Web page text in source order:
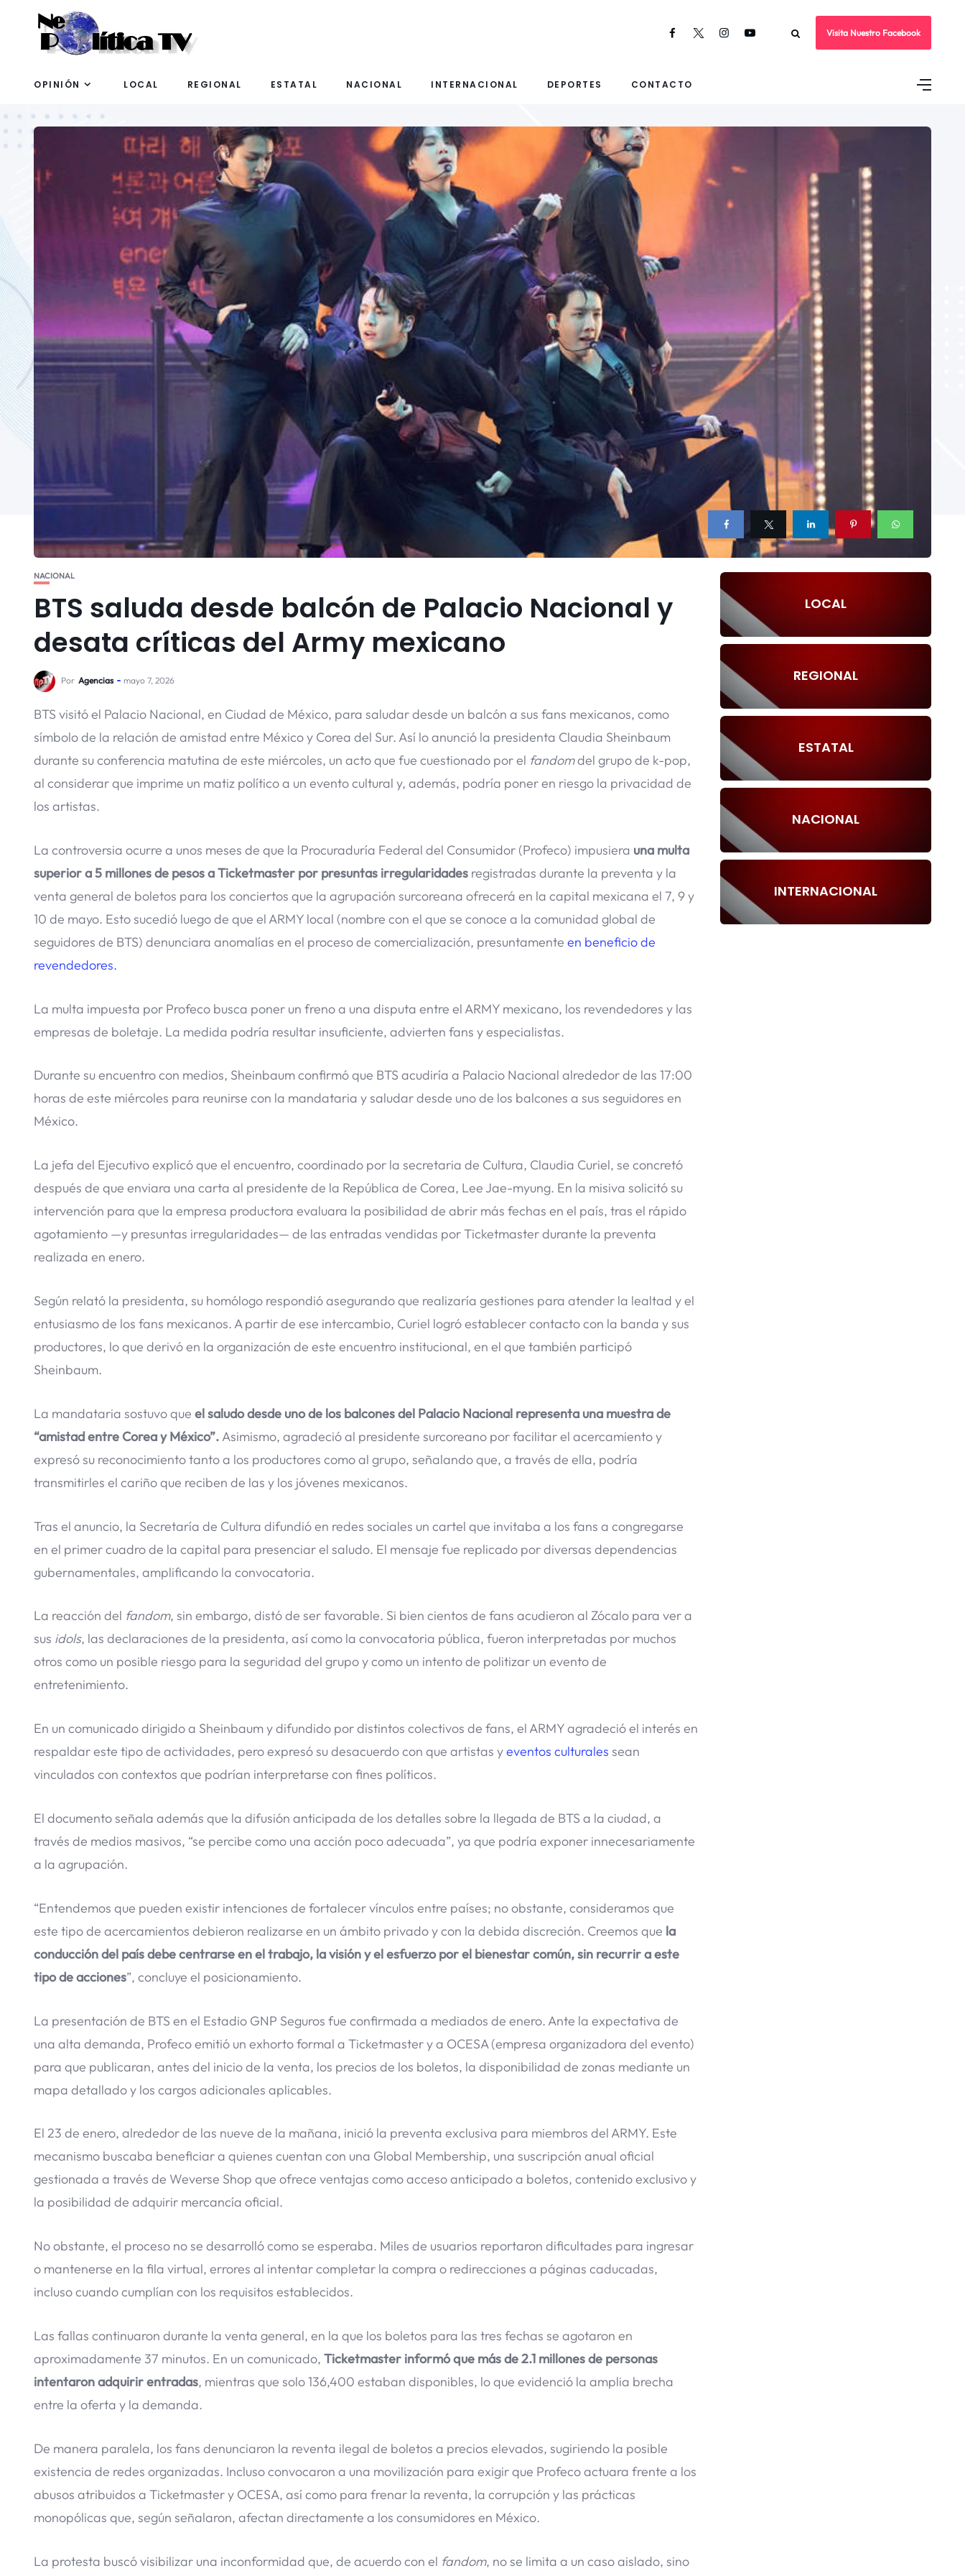
Visita Nuestro Facebook
OPINIÓN LOCAL REGIONAL ESTATAL NACIONAL INTERNACIONAL DEPORTES CONTACTO
NACIONAL
BTS saluda desde balcón de Palacio Nacional y
desata críticas del Army mexicano
Por Agencias mayo 7, 2026
BTS visitó el Palacio Nacional, en Ciudad de México, para saludar desde un balcón a sus fans mexicanos, como
símbolo de la relación de amistad entre México y Corea del Sur. Así lo anunció la presidenta Claudia Sheinbaum
durante su conferencia matutina de este miércoles, un acto que fue cuestionado por el fandomdel grupo de k-pop,
al considerar que imprime un matiz político a un evento cultural y, además, podría poner en riesgo la privacidad de
los artistas.
La controversia ocurre a unos meses de que la Procuraduría Federal del Consumidor (Profeco) impusiera una multa
superior a 5 millones de pesos a Ticketmaster por presuntas irregularidades registradas durante la preventa y la
venta general de boletos para los conciertos que la agrupación surcoreana ofrecerá en la capital mexicana el 7, 9 y
10 de mayo. Esto sucedió luego de que el ARMY local (nombre con el que se conoce a la comunidad global de
seguidores de BTS) denunciara anomalías en el proceso de comercialización, presuntamente en beneficio de
revendedores.
La multa impuesta por Profeco busca poner un freno a una disputa entre el ARMY mexicano, los revendedores y las
empresas de boletaje. La medida podría resultar insuficiente, advierten fans y especialistas.
Durante su encuentro con medios, Sheinbaum confirmó que BTS acudiría a Palacio Nacional alrededor de las 17:00
horas de este miércoles para reunirse con la mandataria y saludar desde uno de los balcones a sus seguidores en
México.
La jefa del Ejecutivo explicó que el encuentro, coordinado por la secretaria de Cultura, Claudia Curiel, se concretó
después de que enviara una carta al presidente de la República de Corea, Lee Jae-myung. En la misiva solicitó su
intervención para que la empresa productora evaluara la posibilidad de abrir más fechas en el país, tras el rápido
agotamiento —y presuntas irregularidades— de las entradas vendidas por Ticketmaster durante la preventa
realizada en enero.
Según relató la presidenta, su homólogo respondió asegurando que realizaría gestiones para atender la lealtad y el
entusiasmo de los fans mexicanos. A partir de ese intercambio, Curiel logró establecer contacto con la banda y sus
productores, lo que derivó en la organización de este encuentro institucional, en el que también participó
Sheinbaum.
La mandataria sostuvo que el saludo desde uno de los balcones del Palacio Nacional representa una muestra de
“amistad entre Corea y México”. Asimismo, agradeció al presidente surcoreano por facilitar el acercamiento y
expresó su reconocimiento tanto a los productores como al grupo, señalando que, a través de ella, podría
transmitirles el cariño que reciben de las y los jóvenes mexicanos.
Tras el anuncio, la Secretaría de Cultura difundió en redes sociales un cartel que invitaba a los fans a congregarse
en el primer cuadro de la capital para presenciar el saludo. El mensaje fue replicado por diversas dependencias
gubernamentales, amplificando la convocatoria.
La reacción del fandom, sin embargo, distó de ser favorable. Si bien cientos de fans acudieron al Zócalo para ver a
sus idols, las declaraciones de la presidenta, así como la convocatoria pública, fueron interpretadas por muchos
otros como un posible riesgo para la seguridad del grupo y como un intento de politizar un evento de
entretenimiento.
En un comunicado dirigido a Sheinbaum y difundido por distintos colectivos de fans, el ARMY agradeció el interés en
respaldar este tipo de actividades, pero expresó su desacuerdo con que artistas yeventos culturales sean
vinculados con contextos que podrían interpretarse con fines políticos.
El documento señala además que la difusión anticipada de los detalles sobre la llegada de BTS a la ciudad, a
través de medios masivos, “se percibe como una acción poco adecuada”, ya que podría exponer innecesariamente
a la agrupación.
“Entendemos que pueden existir intenciones de fortalecer vínculos entre países; no obstante, consideramos que
este tipo de acercamientos debieron realizarse en un ámbito privado y con la debida discreción. Creemos que la
conducción del país debe centrarse en el trabajo, la visión y el esfuerzo por el bienestar común, sin recurrir a este
tipo de acciones”, concluye el posicionamiento.
La presentación de BTS en el Estadio GNP Seguros fue confirmada a mediados de enero. Ante la expectativa de
una alta demanda, Profeco emitió un exhorto formal a Ticketmaster y a OCESA (empresa organizadora del evento)
para que publicaran, antes del inicio de la venta, los precios de los boletos, la disponibilidad de zonas mediante un
mapa detallado y los cargos adicionales aplicables.
El 23 de enero, alrededor de las nueve de la mañana, inició la preventa exclusiva para miembros del ARMY. Este
mecanismo buscaba beneficiar a quienes cuentan con una Global Membership, una suscripción anual oficial
gestionada a través de Weverse Shop que ofrece ventajas como acceso anticipado a boletos, contenido exclusivo y
la posibilidad de adquirir mercancía oficial.
No obstante, el proceso no se desarrolló como se esperaba. Miles de usuarios reportaron dificultades para ingresar
o mantenerse en la fila virtual, errores al intentar completar la compra o redirecciones a páginas caducadas,
incluso cuando cumplían con los requisitos establecidos.
Las fallas continuaron durante la venta general, en la que los boletos para las tres fechas se agotaron en
aproximadamente 37 minutos. En un comunicado, Ticketmaster informó que más de 2.1 millones de personas
intentaron adquirir entradas, mientras que solo 136,400 estaban disponibles, lo que evidenció la amplia brecha
entre la oferta y la demanda.
De manera paralela, los fans denunciaron la reventa ilegal de boletos a precios elevados, sugiriendo la posible
existencia de redes organizadas. Incluso convocaron a una movilización para exigir que Profeco actuara frente a los
abusos atribuidos a Ticketmaster y OCESA, así como para frenar la reventa, la corrupción y las prácticas
monopólicas que, según señalaron, afectan directamente a los consumidores en México.
La protesta buscó visibilizar una inconformidad que, de acuerdo con el fandom, no se limita a un caso aislado, sino
LOCAL
REGIONAL
ESTATAL
NACIONAL
INTERNACIONAL